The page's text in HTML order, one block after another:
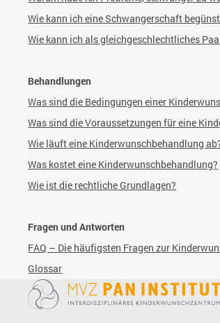
Wie kann ich eine Schwangerschaft
Wie kann ich als gleichgeschlechtliches
Behandlungen
Was sind die Bedingungen einer
Was sind die Voraussetzungen für eine
Wie läuft eine Kinderwunschbehandlung
Was kostet eine Kinderwunschbehandlung?
Wie ist die rechtliche Grundlagen?
Fragen und Antworten
FAQ – Die häufigsten Fragen zur
Glossar